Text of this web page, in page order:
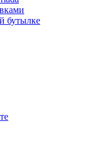
бутылке